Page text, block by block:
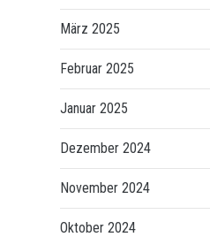
März 2025
Februar 2025
Januar 2025
Dezember 2024
November 2024
Oktober 2024